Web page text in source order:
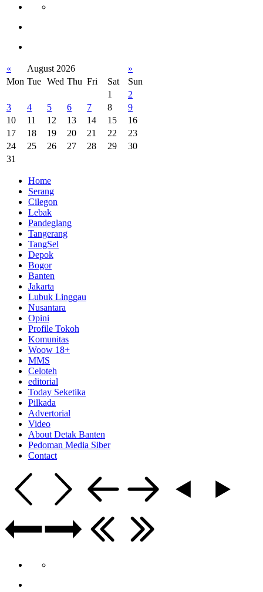
« August 2026
»
Mon Tue Wed Thu Fri Sat
Sun
1
2
3
4 5 6 7 8
9
10
11 12 13 14 15
16
17
18 19 20 21 22
23
24
25 26 27 28 29
30
31
Home
Serang
Cilegon
Lebak
Pandeglang
Tangerang
TangSel
Depok
Bogor
Banten
Jakarta
Lubuk Linggau
Nusantara
Opini
Profile Tokoh
Komunitas
Woow 18+
MMS
Celoteh
editorial
Today Seketika
Pilkada
Advertorial
Video
About Detak Banten
Pedoman Media Siber
Contact